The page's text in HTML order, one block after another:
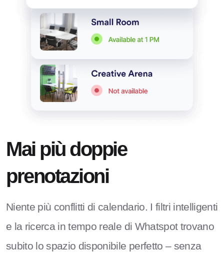
Mai più doppie
prenotazioni
Niente più conflitti di calendario. I filtri intelligenti
e la ricerca in tempo reale di Whatspot trovano
subito lo spazio disponibile perfetto – senza